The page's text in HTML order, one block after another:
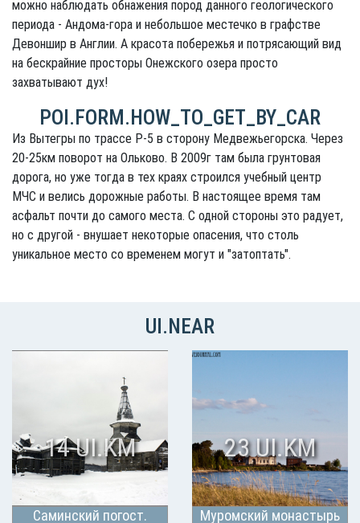
можно наблюдать обнажения пород данного геологического
периода - Андома-гора и небольшое местечко в графстве
Девоншир в Англии. А красота побережья и потрясающий вид
на бескрайние просторы Онежского озера просто
захватывают дух!
POI.FORM.HOW_TO_GET_BY_CAR
Из Вытегры по трассе Р-5 в сторону Медвежьегорска. Через
20-25км поворот на Ольково. В 2009г там была грунтовая
дорога, но уже тогда в тех краях строился учебный центр
МЧС и велись дорожные работы. В настоящее время там
асфальт почти до самого места. С одной стороны это радует,
но с другой - внушает некоторые опасения, что столь
уникальное место со временем могут и "затоптать".
UI.NEAR
Саминский погост.
14 UI.KM
Муромский монастырь
23 UI.KM